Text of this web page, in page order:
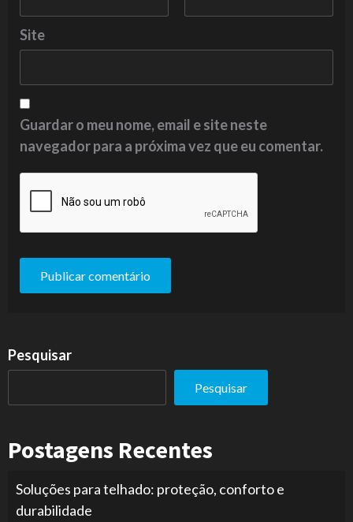
Site
Guardar o meu nome, email e site neste
navegador para a próxima vez que eu comentar.
Pesquisar
Pesquisar
Postagens Recentes
Soluções para telhado: proteção, conforto e
durabilidade